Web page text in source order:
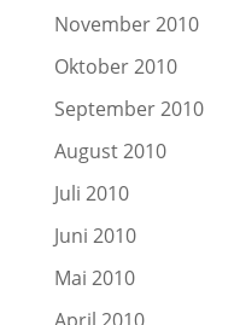
November 2010
Oktober 2010
September 2010
August 2010
Juli 2010
Juni 2010
Mai 2010